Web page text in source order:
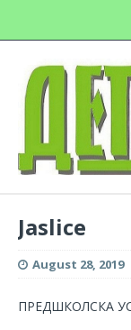
Jaslice
August 28, 2019